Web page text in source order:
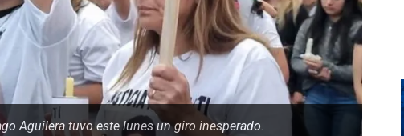
Aguilera tuvo este lunes un giro inesperado.